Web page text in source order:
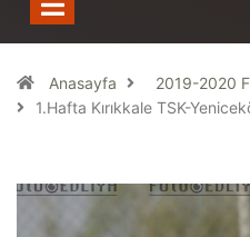
Anasayfa
2019-2020
1.Hafta Kırıkkale TSK-